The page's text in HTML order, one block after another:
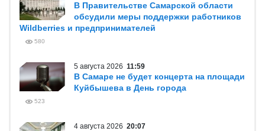
В Правительстве Самарской области
обсудили меры поддержки работников
Wildberries и предпринимателей
580
5 августа 2026 11:59
В Самаре не будет концерта на площади
Куйбышева в День города
523
4 августа 2026 20:07